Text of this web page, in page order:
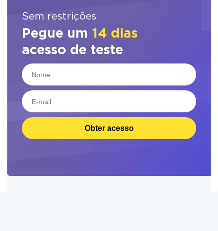
Sem restrições
Pegue um 14 dias
acesso de teste
Obter acesso